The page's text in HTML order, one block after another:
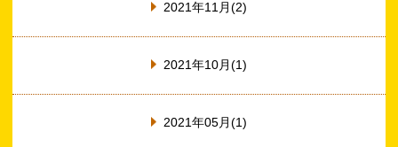
2021年11月(2)
2021年10月(1)
2021年05月(1)